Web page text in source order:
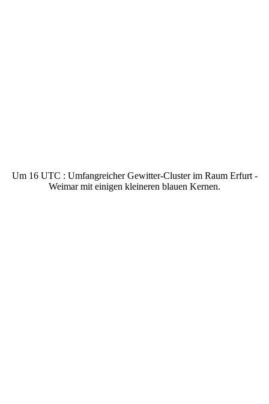
Um 16 UTC : Umfangreicher Gewitter-Cluster im Raum Erfurt -
Weimar mit einigen kleineren blauen Kernen.